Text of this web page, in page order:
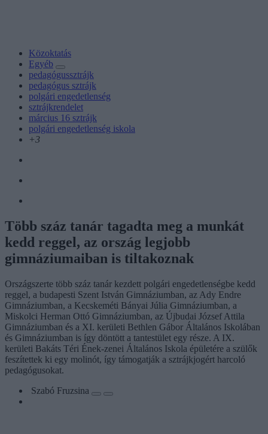
Közoktatás
Egyéb
pedagógussztrájk
pedagógus sztrájk
polgári engedetlenség
sztrájkrendelet
március 16 sztrájk
polgári engedetlenség iskola
+3
Több száz tanár tagadta meg a munkát
kedd reggel, az ország legjobb
gimnáziumaiban is tiltakoznak
Országszerte több száz tanár kezdett polgári engedetlenségbe kedd
reggel, a budapesti Szent István Gimnáziumban, az Ady Endre
Gimnáziumban, a Kecskeméti Bányai Júlia Gimnáziumban, a
Miskolci Herman Ottó Gimnáziumban, az Újbudai József Attila
Gimnáziumban és a XI. kerületi Bethlen Gábor Általános Iskolában
és Gimnáziumban is így döntött a tantestület egy része. A IX.
kerületi Bakáts Téri Ének-zenei Általános Iskola épületére a szülők
feszítettek ki egy molinót, így támogatják a sztrájkjogért harcoló
pedagógusokat.
Szabó Fruzsina